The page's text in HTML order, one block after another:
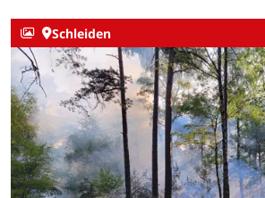
Schleiden